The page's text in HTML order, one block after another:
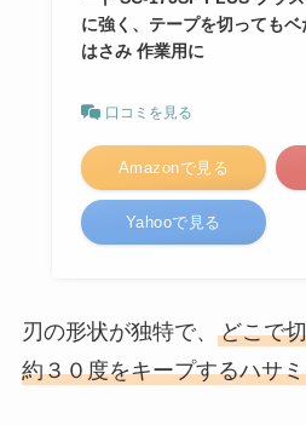
に強く、テープを切っても
はさみ 作業用に
口コミを見る
Amazonで見る
Yahooで見る
刃の形状が独特で、 どこで
約３０度をキープするハサミ